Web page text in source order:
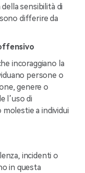
sensibilità di
differire da
incoraggiano la
persone o
genere o
l’uso di
molestie a individui
incidenti o
in questa